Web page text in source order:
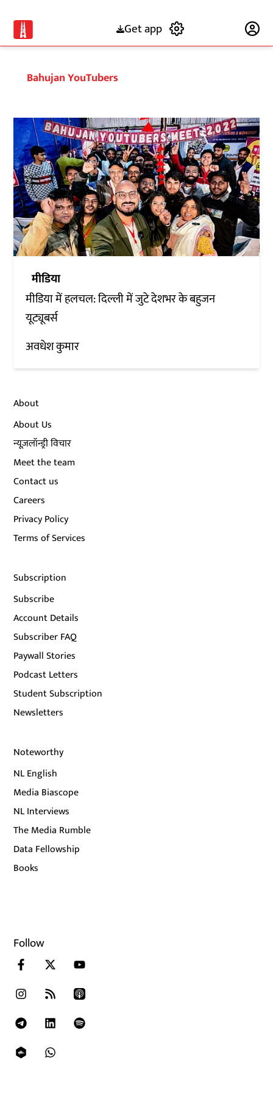
Get app
Bahujan YouTubers
मीडिया
मीडिया में हलचल: दिल्ली में जुटे देशभर के बहुजन
यूट्यूबर्स
अवधेश कुमार
About
About Us
न्यूज़लॉन्ड्री विचार
Meet the team
Contact us
Careers
Privacy Policy
Terms of Services
Subscription
Subscribe
Account Details
Subscriber FAQ
Paywall Stories
Podcast Letters
Student Subscription
Newsletters
Noteworthy
NL English
Media Biascope
NL Interviews
The Media Rumble
Data Fellowship
Books
Follow